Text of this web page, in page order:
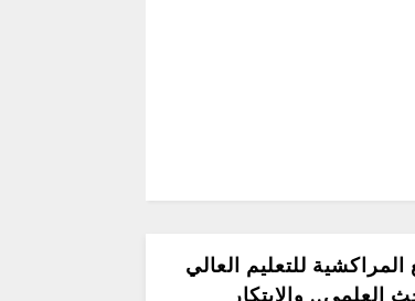
للتعليم العالي
العلمي.. والابتكار